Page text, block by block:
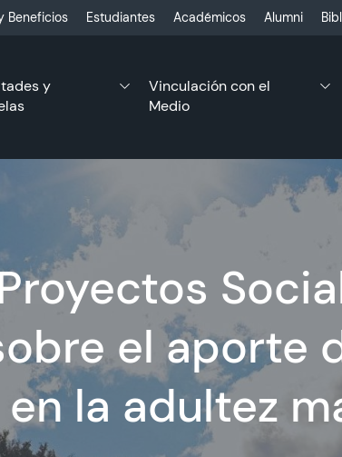
Beneficios Estudiantes Académicos Alumni
y
Vinculación con el
Medio
el aporte
en la adultez